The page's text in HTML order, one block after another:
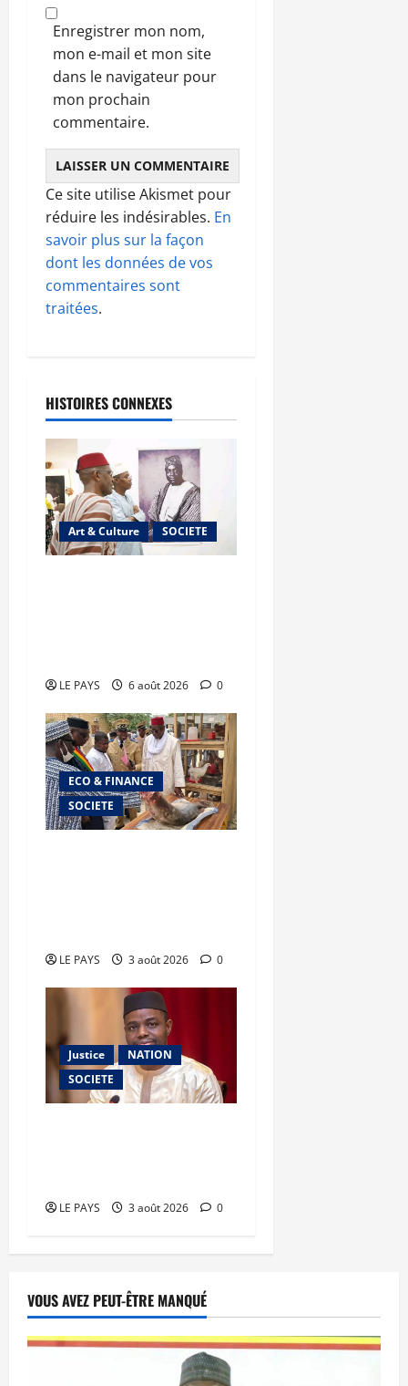
Enregistrer mon nom,
mon e-mail et mon site
dans le navigateur pour
mon prochain
commentaire.
Ce site utilise Akismet pour
réduire les indésirables. En
savoir plus sur la façon
dont les données de vos
commentaires sont
traitées.
HISTOIRES CONNEXES
Art & Culture SOCIETE
LE PAYS 6 août 2026 0
ECO & FINANCE
SOCIETE
LE PAYS 3 août 2026 0
Justice
NATION
SOCIETE
LE PAYS 3 août 2026 0
VOUS AVEZ PEUT-ÊTRE MANQUÉ